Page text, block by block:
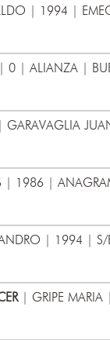
| 1994 |
0 | ALIANZA |
| GARAVAGLIA
| 1986 |
| 1994 |
| GRIPE MARIA